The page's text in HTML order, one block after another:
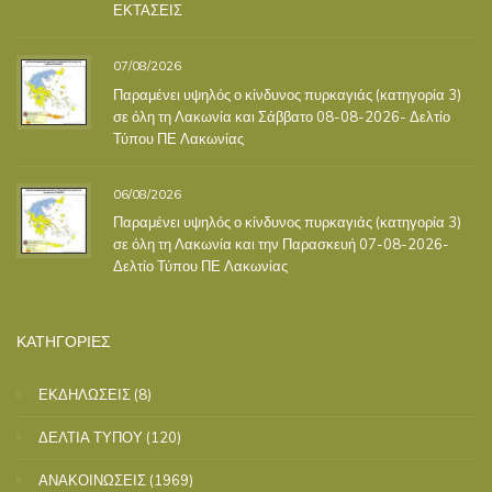
ΕΚΤΑΣΕΙΣ
07/08/2026
Παραμένει υψηλός ο κίνδυνος πυρκαγιάς (κατηγορία 3)
σε όλη τη Λακωνία και Σάββατο 08-08-2026- Δελτίο
Τύπου ΠΕ Λακωνίας
06/08/2026
Παραμένει υψηλός ο κίνδυνος πυρκαγιάς (κατηγορία 3)
σε όλη τη Λακωνία και την Παρασκευή 07-08-2026-
Δελτίο Τύπου ΠΕ Λακωνίας
ΚΑΤΗΓΟΡΙΕΣ
ΕΚΔΗΛΩΣΕΙΣ (8)
ΔΕΛΤΙΑ ΤΥΠΟΥ (120)
ΑΝΑΚΟΙΝΩΣΕΙΣ (1969)